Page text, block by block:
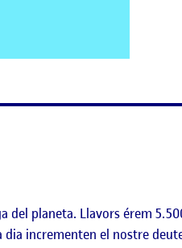
del planeta. Llavors érem
incrementen el nostre